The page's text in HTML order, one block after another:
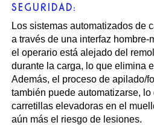
SEGURIDAD:
Los sistemas automatizados de
a través de una interfaz hombre-
el operario está alejado del
durante la carga, lo que elimina
Además, el proceso de apilado/
también puede automatizarse,
carretillas elevadoras en el
aún más el riesgo de lesiones.